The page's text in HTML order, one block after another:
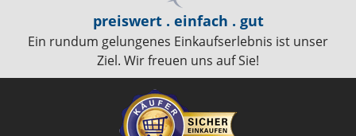
preiswert . einfach . gut
Ein rundum gelungenes Einkaufserlebnis ist unser
Ziel. Wir freuen uns auf Sie!